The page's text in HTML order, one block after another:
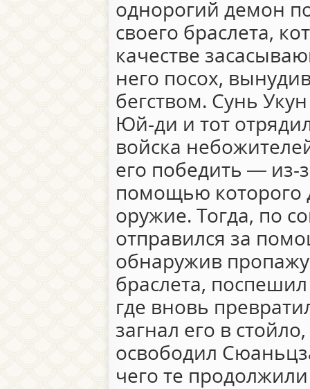
однорогий демон
своего браслета,
качестве
него посох,
бегством. Сунь
Юй-ди и тот
войска
его победить — из-
помощью которого
оружие. Тогда, по
отправился за
обнаружив
браслета,
где вновь
загнал его в
освободил
чего те